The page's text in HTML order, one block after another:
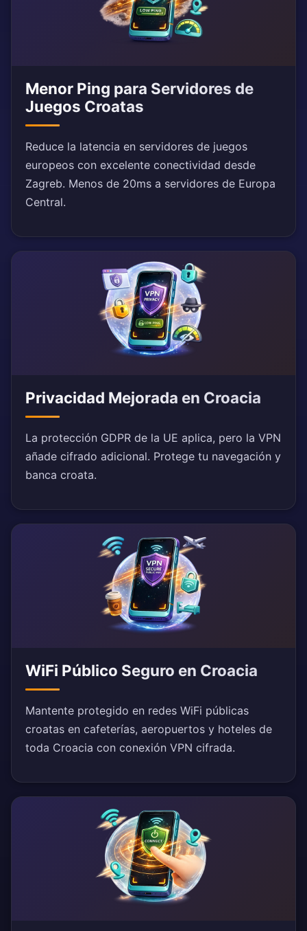
Menor Ping para Servidores de
Juegos Croatas
Reduce la latencia en servidores de juegos
europeos con excelente conectividad desde
Zagreb. Menos de 20ms a servidores de Europa
Central.
Privacidad Mejorada en Croacia
La protección GDPR de la UE aplica, pero la VPN
añade cifrado adicional. Protege tu navegación y
banca croata.
WiFi Público Seguro en Croacia
Mantente protegido en redes WiFi públicas
croatas en cafeterías, aeropuertos y hoteles de
toda Croacia con conexión VPN cifrada.